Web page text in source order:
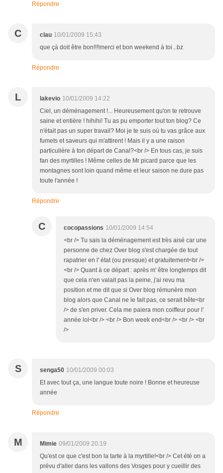
Répondre
C clau 10/01/2009 15:43
que çà doit être bon!!!!merci et bon weekend à toi...bz
Répondre
L lakevio 10/01/2009 14:22
Ciel, un déménagement !... Heureusement qu'on te retrouve
saine et entière ! hihihi! Tu as pu emporter tout ton blog? Ce
n'était pas un super travail? Moi je te suis où tu vas grâce aux
fumets et saveurs qui m'attirent ! Mais il y a une raison
particulière à ton départ de Canal?<br /> En tous cas, je suis
fan des myrtilles ! Même celles de Mr picard parce que les
montagnes sont loin quand même et leur saison ne dure pas
toute l'année !
Répondre
C cocopassions 10/01/2009 14:54
<br /> Tu sais la déménagement est très aisé car une
personne de chez Over blog s'est chargée de tout
rapatrier en l' état (ou presque) et gratuitement<br />
<br /> Quant à ce départ : après m' être longtemps dit
que cela n'en valait pas la peine, j'ai revu ma
position et me dit que si Over blog rémunère mon
blog alors que Canal ne le fait pas, ce serait bête<br
/> de s'en priver. Cela me paiera mon coiffeur pour l'
année lol<br /> <br /> Bon week end<br /> <br /> <br
/>
S senga50 10/01/2009 00:03
Et avec tout ça, une langue toute noire ! Bonne et heureuse
année
Répondre
M Mimie 09/01/2009 20:19
Qu'est ce que c'est bon la tarte à la myrtille!<br /> Cet été on a
prévu d'aller dans les vallons des Vosges pour y cueillir des